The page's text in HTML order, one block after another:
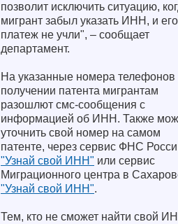
позволит исключить ситуацию,
мигрант забыл указать ИНН, и его
платеж не учли", – сообщает
департамент.
На указанные номера телефонов
получении патента мигрантам
разошлют смс-сообщения с
информацией об ИНН. Также
уточнить свой номер на самом
патенте, через сервис ФНС
"Узнай свой ИНН" или сервис
Миграционного центра в
"Узнай свой ИНН".
Тем, кто не сможет найти свой